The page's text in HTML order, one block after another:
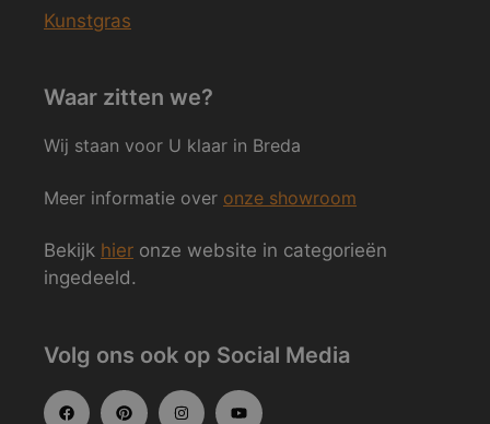
Kunstgras
Waar zitten we?
Wij staan voor U klaar in Breda
Meer informatie over onze showroom
Bekijk hier onze website in categorieën
ingedeeld.
Volg ons ook op Social Media